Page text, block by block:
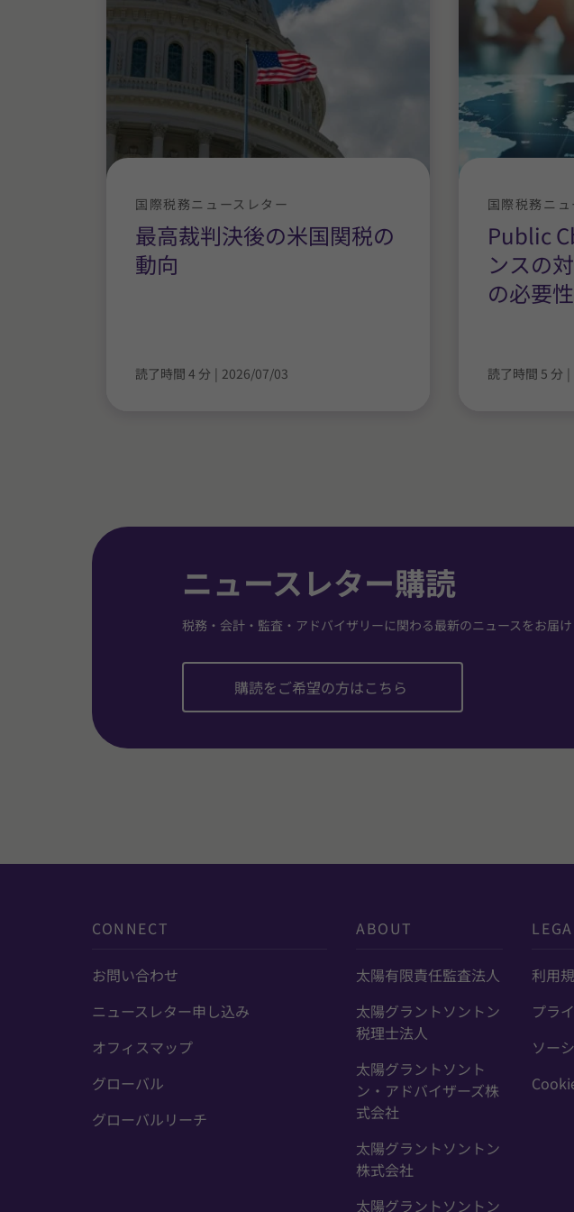
最高裁判決後の米国関税の
動向
国際税務ニュースレター
読了時間 4 分 | 2026/07/03
Public
ンスの
の必要
国際税務ニ
読了時間 5 分 |
ニュースレター購読
税務・会計・監査・アドバイザリーに関わる最新のニュースをお届け
購読をご希望の方はこちら
CONNECT
お問い合わせ
ニュースレター申し込み
オフィスマップ
グローバル
グローバルリーチ
ABOUT
太陽有限責任監査法人
太陽グラントソントン
税理士法人
太陽グラントソント
ン・アドバイザーズ株
式会社
太陽グラントソントン
株式会社
太陽グラントソントン
利用
プラ
ソー